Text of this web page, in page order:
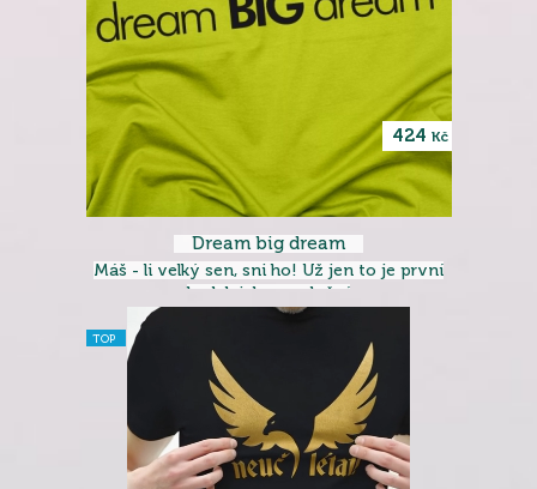
424 Kč
Dream big dream
Máš - li velký sen, sni ho! Už jen to je první
krok k jeho vyplnění
TOP